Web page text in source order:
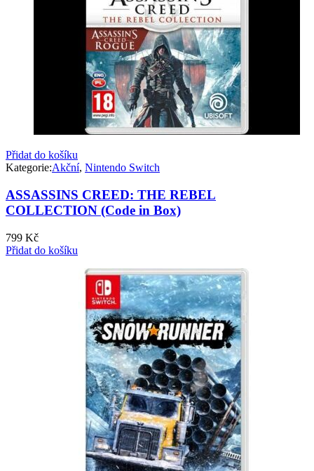
Přidat do košíku
Kategorie:Akční, Nintendo Switch
ASSASSINS CREED: THE REBEL
COLLECTION (Code in Box)
799 Kč
Přidat do košíku